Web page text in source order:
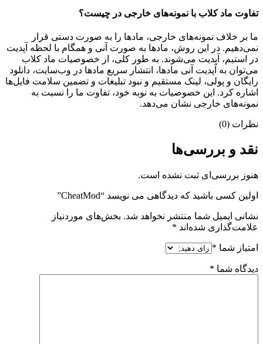
تفاوت ماد کلاب با نمونه‌های خارجی در چیست؟
ما بر خلاف نمونه‌های خارجی، مادها را به صورت دستی قرار
نمی‌دهیم. در این روش، مادها به صورت آنی و همگام با لحظه آپدیت
در استیم، آپدیت می‌شوند. به طور کلی، از خصوصیات ماد کلاب
می‌‌توان به آپدیت آنی مادها، انتشار سریع مادها در وب‌سایت، دانلود
رایگان و پولی، لینک مستقیم و نبود تبلیغات و تضمین سلامت فایل‌ها
اشاره کرد. این خصوصیات به نوبه خود، تفاوت ما را نسبت به
نمونه‌های خارجی نشان می‌دهد.
نظرات (0)
نقد و بررسی‌ها
هنوز بررسی‌ای ثبت نشده است.
اولین کسی باشید که دیدگاهی می نویسد “CheatMod”
نشانی ایمیل شما منتشر نخواهد شد. بخش‌های موردنیاز
علامت‌گذاری شده‌اند *
امتیاز شما *
دیدگاه شما *